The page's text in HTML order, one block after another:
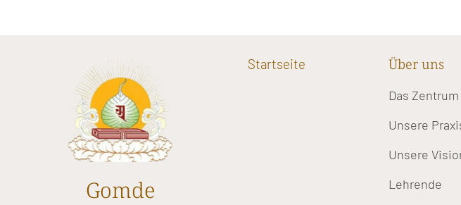
Gomde
Startseite Über uns
Das Zentrum
Unsere
Unsere
Lehrende